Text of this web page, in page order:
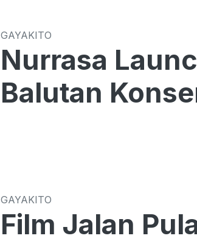
GAYAKITO
Nurrasa
Balutan
GAYAKITO
Film Jalan